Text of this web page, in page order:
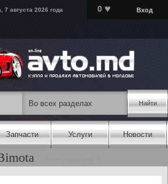
7 августа 2026 года 0 ♥ Вход
Найти
Запчасти Услуги Новости